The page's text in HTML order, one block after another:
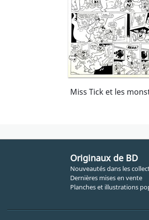
Miss Tick et les
Originaux de BD
Nouveautés dans les
Dernières mises en vente
Planches et illustrations